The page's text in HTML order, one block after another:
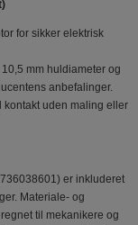
for sikker elektrisk
mm huldiameter og
anbefalinger.
kontakt uden maling eller
er inkluderet
Materiale- og
til mekanikere og